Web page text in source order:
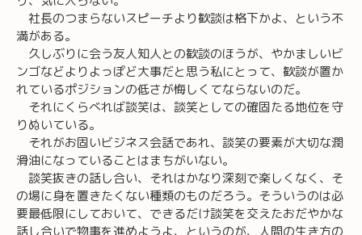
社長のつまらないスピーチより歓談は格下かよ、という不
満がある。
久しぶりに会う友人知人との歓談のほうが、やかましいビ
ンゴなどよりよっぽど大事だと思う私にとって、歓談が置か
れているポジションの低さが悔しくてならないのだ。
それにくらべれば談笑は、談笑としての確固たる地位を守
りぬいている。
それがお固いビジネス会話であれ、談笑の要素が大切な潤
滑油になっていることはまちがいない。
談笑抜きの話し合い、それはかなり深刻で楽しくなく、そ
の場に身を置きたくない種類のものだろう。そういうのは必
要最低限にしておいて、できるだけ談笑を交えたおだやかな
話し合いで物事を進めようよ、というのが、人間の生き方の